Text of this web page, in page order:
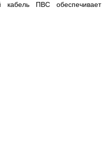
кабель ПВС обеспечивает